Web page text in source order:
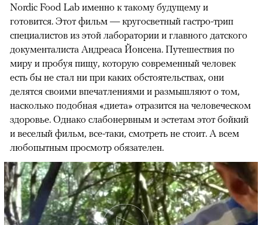
Nordic Food Lab именно к такому будущему и
готовится. Этот фильм — кругосветный гастро-трип
специалистов из этой лаборатории и главного датского
документалиста Андреаса Йонсена. Путешествия по
миру и пробуя пищу, которую современный человек
есть бы не стал ни при каких обстоятельствах, они
делятся своими впечатлениями и размышляют о том,
насколько подобная «диета» отразится на человеческом
здоровье. Однако слабонервным и эстетам этот бойкий
и веселый фильм, все-таки, смотреть не стоит. А всем
любопытным просмотр обязателен.